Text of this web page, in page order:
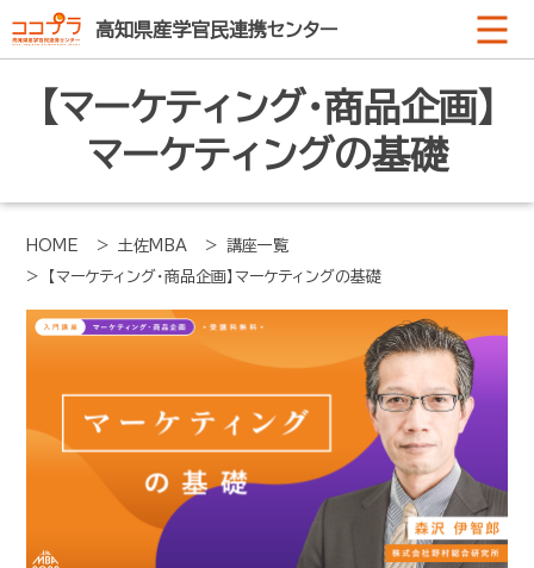
高知県産学官民連携センター
【マーケティング・商品企画】
マーケティングの基礎
HOME > 土佐MBA
> 講座一覧
> 【マーケティング・商品企画】マーケティングの基礎